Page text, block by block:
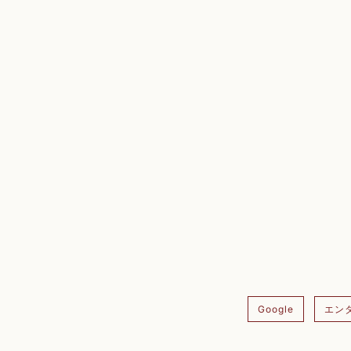
Google エン